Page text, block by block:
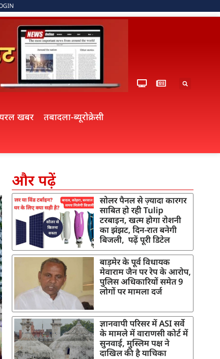
खबर
तबादला-ब्यूरोक्रेसी
और पढ़ें
सोलर पैनल से ज़्यादा कारगर
साबित हो रही Tulip
टरबाइन, खत्म होगा रोशनी
का झंझट, दिन-रात बनेगी
बिजली, पढ़ें पूरी डिटेल
बाड़मेर के पूर्व विधायक
मेवाराम जैन पर रेप के आरोप,
पुलिस अधिकारियों समेत 9
लोगों पर मामला दर्ज
ज्ञानवापी परिसर में ASI सर्वे
के मामले में वाराणसी कोर्ट में
सुनवाई, मुस्लिम पक्ष ने
दाखिल की है याचिका